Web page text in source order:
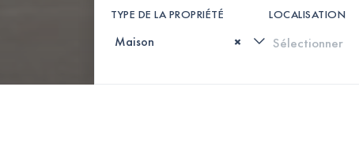
TYPE DE LA PROPRIÉTÉ
×
LOCALISATION